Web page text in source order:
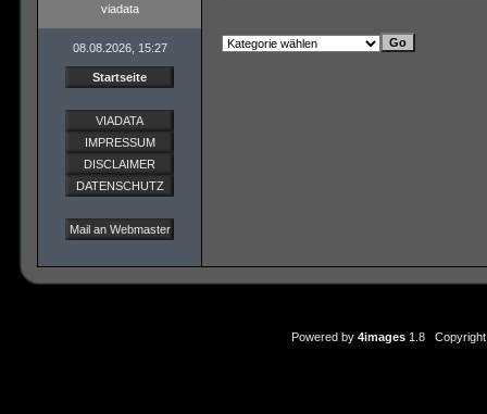
viadata
08.08.2026, 15:27
Startseite
VIADATA
IMPRESSUM
DISCLAIMER
DATENSCHUTZ
Mail an Webmaster
Powered by 4images1.8 Copyright